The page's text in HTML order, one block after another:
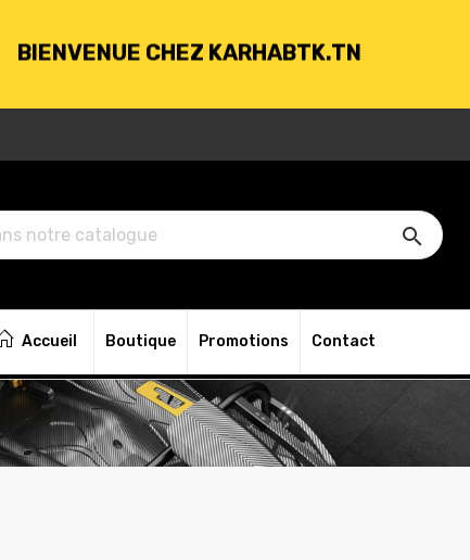
BIENVENUE CHEZ KARHABTK.TN
GRATUITE À PARTIR DE 250DT D'ACHATS
BIENVENUE CHEZ KARHABTK.TN
GRATUITE À PARTIR DE 250DT D'ACHATS

Accueil Boutique Promotions Contact